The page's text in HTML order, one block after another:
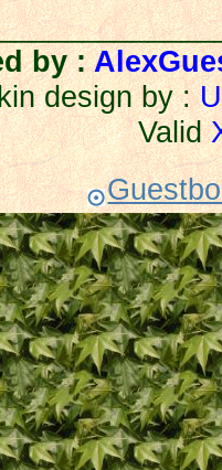
by :
design by :
Valid